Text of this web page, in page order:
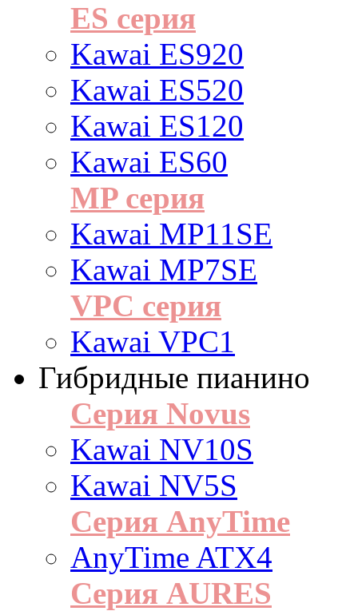
ES cерия
Kawai ES920
Kawai ES520
Kawai ES120
Kawai ES60
MP серия
Kawai MP11SE
Kawai MP7SE
VPC серия
Kawai VPC1
Гибридные пианино
Серия Novus
Kawai NV10S
Kawai NV5S
Серия AnyTime
AnyTime ATX4
Серия AURES